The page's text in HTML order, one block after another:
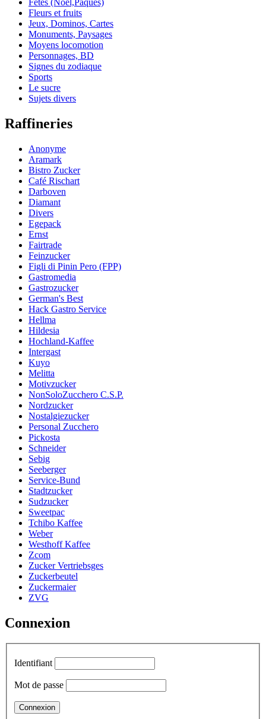
Fêtes (Noël,Pâques)
Fleurs et fruits
Jeux, Dominos, Cartes
Monuments, Paysages
Moyens locomotion
Personnages, BD
Signes du zodiaque
Sports
Le sucre
Sujets divers
Raffineries
Anonyme
Aramark
Bistro Zucker
Café Rischart
Darboven
Diamant
Divers
Egepack
Ernst
Fairtrade
Feinzucker
Figli di Pinin Pero (FPP)
Gastromedia
Gastrozucker
German's Best
Hack Gastro Service
Hellma
Hildesia
Hochland-Kaffee
Intergast
Kuyo
Melitta
Motivzucker
NonSoloZucchero C.S.P.
Nordzucker
Nostalgiezucker
Personal Zucchero
Pickosta
Schneider
Sebig
Seeberger
Service-Bund
Stadtzucker
Sudzucker
Sweetpac
Tchibo Kaffee
Weber
Westhoff Kaffee
Zcom
Zucker Vertriebsges
Zuckerbeutel
Zuckermaier
ZVG
Connexion
Identifiant
Mot de passe